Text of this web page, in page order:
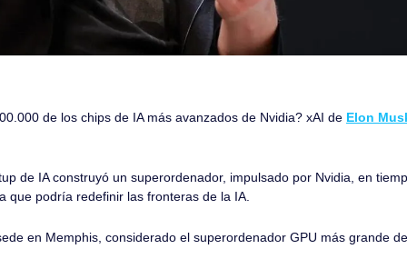
de los chips de IA más avanzados de Nvidia? xAI de Elon
de IA construyó un superordenador, impulsado por Nvidia, en
que podría redefinir las fronteras de la IA.
en Memphis, considerado el superordenador GPU más grande